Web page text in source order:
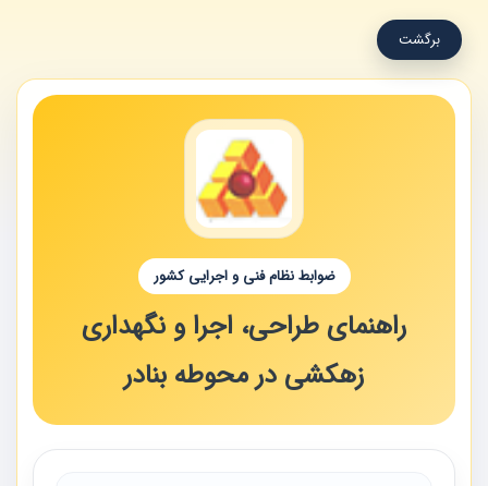
برگشت
ضوابط نظام فنی و اجرایی کشور
راهنمای طراحی، اجرا و نگهداری
زهکشی در محوطه بنادر